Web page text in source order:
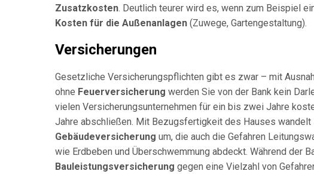
Zusatzkosten. Deutlich teurer wird es, wenn zum Beispiel
Kosten für die Außenanlagen (Zuwege, Gartengestaltung).
Versicherungen
Gesetzliche Versicherungspflichten gibt es zwar – mit
ohne Feuerversicherung werden Sie von der Bank kein
vielen Versicherungsunternehmen für ein bis zwei Jahre
Jahre abschließen. Mit Bezugsfertigkeit des Hauses
Gebäudeversicherung um, die auch die Gefahren
wie Erdbeben und Überschwemmung abdeckt. Während der
Bauleistungsversicherung gegen eine Vielzahl von